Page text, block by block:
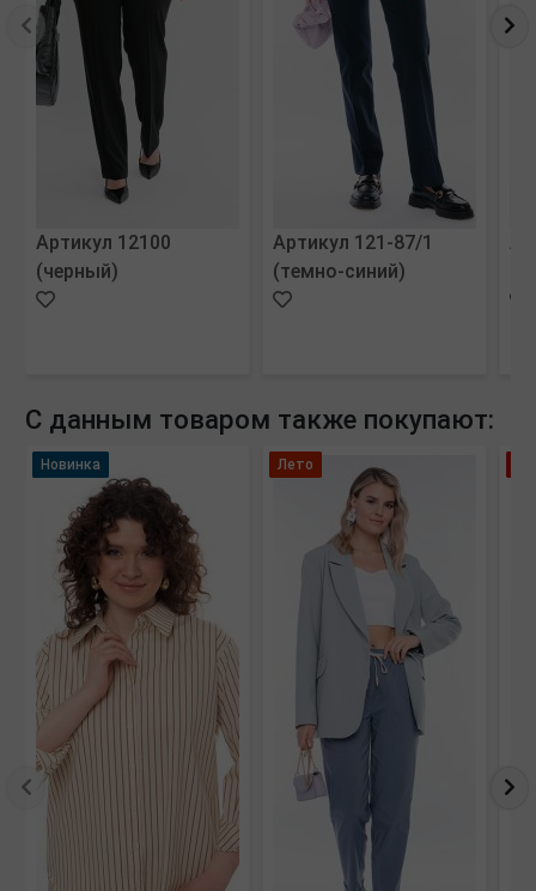
Артикул 12100
(черный)
Артикул 121-87/1
(темно-синий)
С данным товаром также покупают:
Новинка Лето